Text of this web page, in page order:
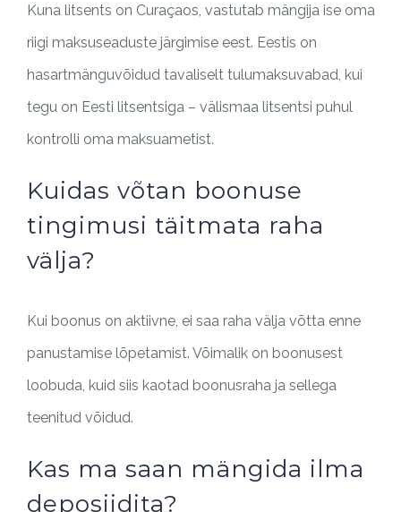
Kuna litsents on Curaçaos, vastutab mängija ise oma
riigi maksuseaduste järgimise eest. Eestis on
hasartmänguvõidud tavaliselt tulumaksuvabad, kui
tegu on Eesti litsentsiga – välismaa litsentsi puhul
kontrolli oma maksuametist.
Kuidas võtan boonuse
tingimusi täitmata raha
välja?
Kui boonus on aktiivne, ei saa raha välja võtta enne
panustamise lõpetamist. Võimalik on boonusest
loobuda, kuid siis kaotad boonusraha ja sellega
teenitud võidud.
Kas ma saan mängida ilma
deposiidita?